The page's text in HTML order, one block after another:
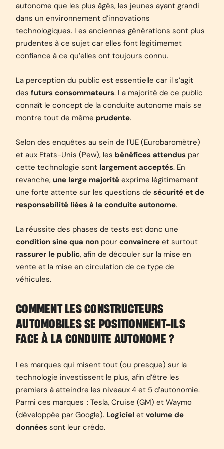
autonome que les plus âgés, les jeunes ayant grandi
dans un environnement d’innovations
technologiques. Les anciennes générations sont plus
prudentes à ce sujet car elles font légitimemet
confiance à ce qu’elles ont toujours connu.
La perception du public est essentielle car il s’agit
des futurs consommateurs. La majorité de ce public
connaît le concept de la conduite autonome mais se
montre tout de même prudente.
Selon des enquêtes au sein de l’UE (Eurobaromètre)
et aux Etats-Unis (Pew), les bénéfices attendus par
cette technologie sont largement acceptés. En
revanche, une large majorité exprime légitimement
une forte attente sur les questions de sécurité et de
responsabilité liées à la conduite autonome.
La réussite des phases de tests est donc une
condition sine qua non pour convaincre et surtout
rassurer le public, afin de découler sur la mise en
vente et la mise en circulation de ce type de
véhicules.
COMMENT LES CONSTRUCTEURS
AUTOMOBILES SE POSITIONNENT-ILS
FACE À LA CONDUITE AUTONOME ?
Les marques qui misent tout (ou presque) sur la
technologie investissent le plus, afin d’être les
premiers à atteindre les niveaux 4 et 5 d’autonomie.
Parmi ces marques : Tesla, Cruise (GM) et Waymo
(développée par Google). Logiciel et volume de
données sont leur crédo.